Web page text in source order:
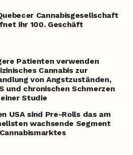
Cannabisgesellschaft
ihr 100. Geschäft
Patienten verwenden
Cannabis zur
von Angstzuständen,
und chronischen Schmerzen
Studie
USA sind Pre-Rolls das am
wachsende Segment